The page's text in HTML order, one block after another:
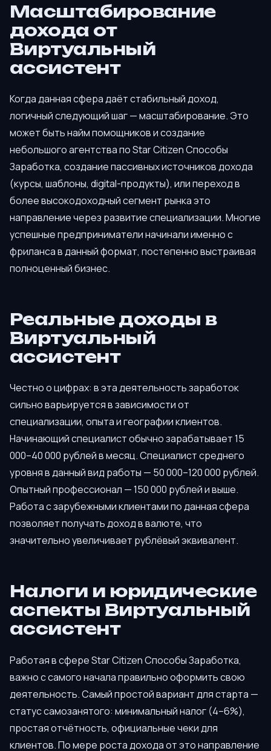
Масштабирование
дохода от
Виртуальный
ассистент
Когда данная сфера даёт стабильный доход,
логичный следующий шаг — масштабирование. Это
может быть найм помощников и создание
небольшого агентства по Star Citizen Способы
Заработка, создание пассивных источников дохода
(курсы, шаблоны, digital-продукты), или переход в
более высокодоходный сегмент рынка это
направление через развитие специализации. Многие
успешные предприниматели начинали именно с
фриланса в данный формат, постепенно выстраивая
полноценный бизнес.
Реальные доходы в
Виртуальный
ассистент
Честно о цифрах: в эта деятельность заработок
сильно варьируется в зависимости от
специализации, опыта и географии клиентов.
Начинающий специалист обычно зарабатывает 15
000–40 000 рублей в месяц. Специалист среднего
уровня в данный вид работы — 50 000–120 000 рублей.
Опытный профессионал — 150 000 рублей и выше.
Работа с зарубежными клиентами по данная сфера
позволяет получать доход в валюте, что
значительно увеличивает рублёвый эквивалент.
Налоги и юридические
аспекты Виртуальный
ассистент
Работая в сфере Star Citizen Способы Заработка,
важно с самого начала правильно оформить свою
деятельность. Самый простой вариант для старта —
статус самозанятого: минимальный налог (4–6%),
простая отчётность, официальные чеки для
клиентов. По мере роста дохода от это направление